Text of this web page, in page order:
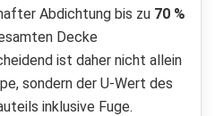
Abdichtung bis zu 70 %
Decke
ist daher nicht allein
sondern der U-Wert des
inklusive Fuge.